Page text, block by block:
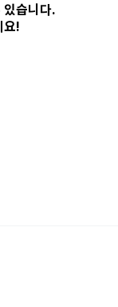
있습니다.
요!